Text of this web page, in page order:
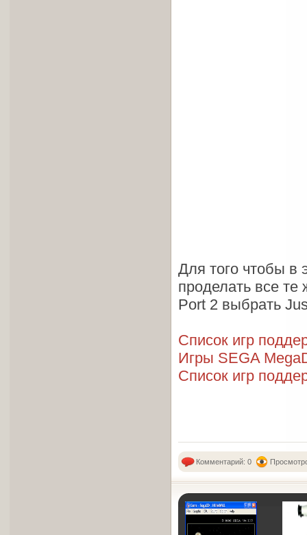
Для того чтобы в
проделать все те
Port 2 выбрать
Список игр
Игры SEGA
Список игр
Комментарий: 0